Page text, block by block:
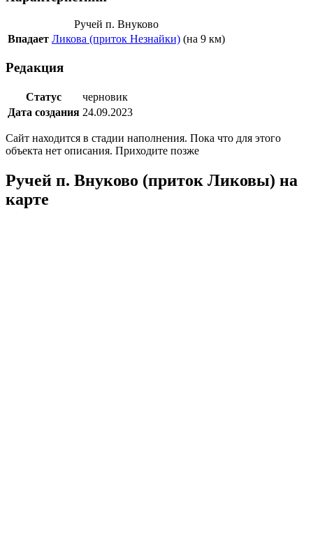
Ручей п. Внуково
Впадает Ликова (приток Незнайки) (на 9 км)
Редакция
Статус
черновик
Дата создания 24.09.2023
Сайт находится в стадии наполнения. Пока что для этого
объекта нет описания. Приходите позже
Ручей п. Внуково (приток Ликовы) на
карте